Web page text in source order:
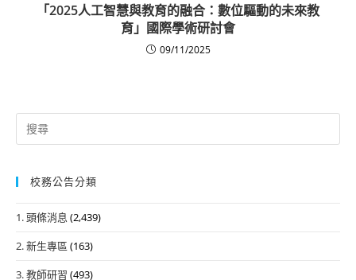
「2025人工智慧與教育的融合：數位驅動的未來教
育」國際學術研討會
09/11/2025
Search
for:
校務公告分類
1. 頭條消息 (2,439)
2. 新生專區 (163)
3. 教師研習 (493)